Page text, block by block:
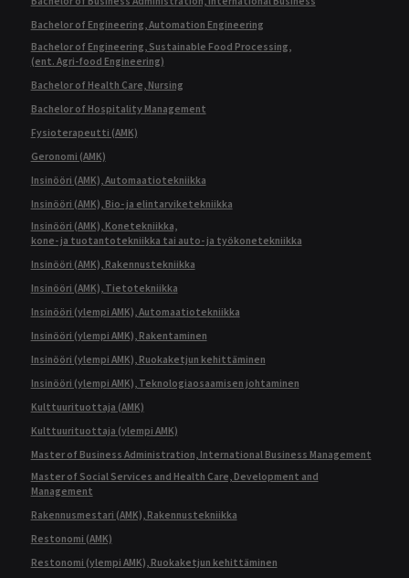
Bachelor of Engineering, Automation Engineering
Bachelor of Engineering, Sustainable Food Processing,
(ent. Agri-food Engineering)
Bachelor of Health Care, Nursing
Bachelor of Hospitality Management
Fysioterapeutti (AMK)
Geronomi (AMK)
Insinööri (AMK), Automaatiotekniikka
Insinööri (AMK), Bio- ja elintarviketekniikka
Insinööri (AMK), Konetekniikka,
kone- ja tuotantotekniikka tai auto- ja työkonetekniikka
Insinööri (AMK), Rakennustekniikka
Insinööri (AMK), Tietotekniikka
Insinööri (ylempi AMK), Automaatiotekniikka
Insinööri (ylempi AMK), Rakentaminen
Insinööri (ylempi AMK), Ruokaketjun kehittäminen
Insinööri (ylempi AMK), Teknologiaosaamisen johtaminen
Kulttuurituottaja (AMK)
Kulttuurituottaja (ylempi AMK)
Master of Business Administration, International Business Management
Master of Social Services and Health Care, Development and
Management
Rakennusmestari (AMK), Rakennustekniikka
Restonomi (AMK)
Restonomi (ylempi AMK), Ruokaketjun kehittäminen